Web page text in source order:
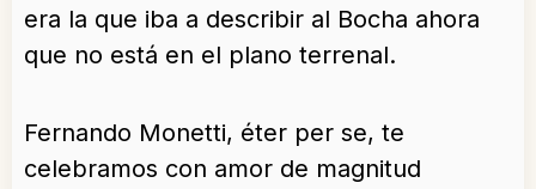
era la que iba a describir al Bocha ahora
que no está en el plano terrenal.
Fernando Monetti, éter per se, te
celebramos con amor de magnitud